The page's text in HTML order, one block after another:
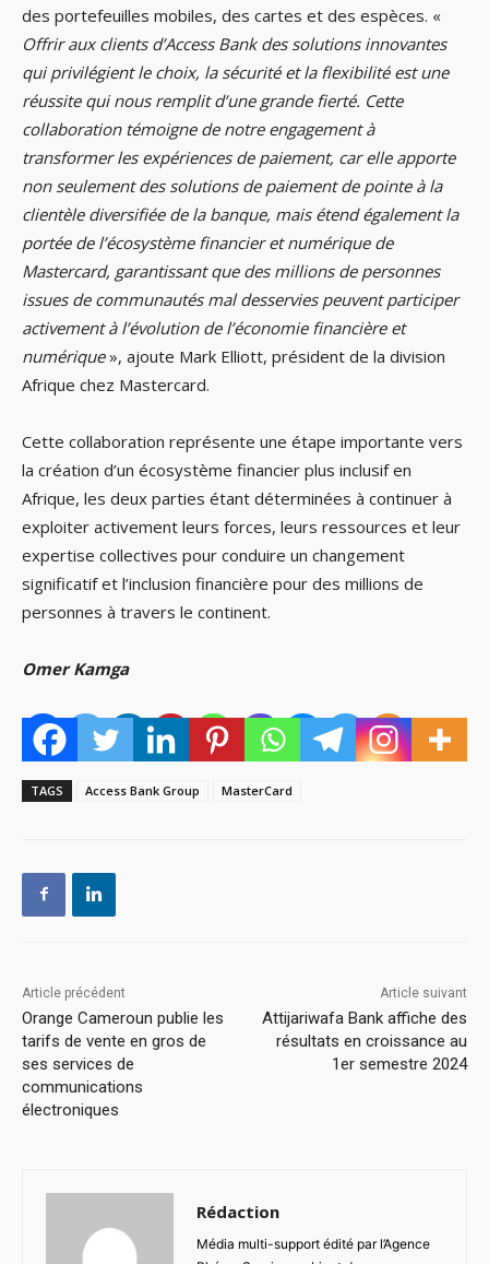
des portefeuilles mobiles, des cartes et des espèces. «
Offrir aux clients d’Access Bank des solutions innovantes
qui privilégient le choix, la sécurité et la flexibilité est une
réussite qui nous remplit d’une grande fierté. Cette
collaboration témoigne de notre engagement à
transformer les expériences de paiement, car elle apporte
non seulement des solutions de paiement de pointe à la
clientèle diversifiée de la banque, mais étend également la
portée de l’écosystème financier et numérique de
Mastercard, garantissant que des millions de personnes
issues de communautés mal desservies peuvent participer
activement à l’évolution de l’économie financière et
numérique», ajoute Mark Elliott, président de la division
Afrique chez Mastercard.
Cette collaboration représente une étape importante vers
la création d’un écosystème financier plus inclusif en
Afrique, les deux parties étant déterminées à continuer à
exploiter activement leurs forces, leurs ressources et leur
expertise collectives pour conduire un changement
significatif et l’inclusion financière pour des millions de
personnes à travers le continent.
Omer Kamga
TAGS Access Bank Group MasterCard
Article précédent
Orange Cameroun publie les
tarifs de vente en gros de
ses services de
communications
électroniques
Article suivant
Attijariwafa Bank affiche des
résultats en croissance au
1er semestre 2024
Rédaction
Média multi-support édité par l’Agence